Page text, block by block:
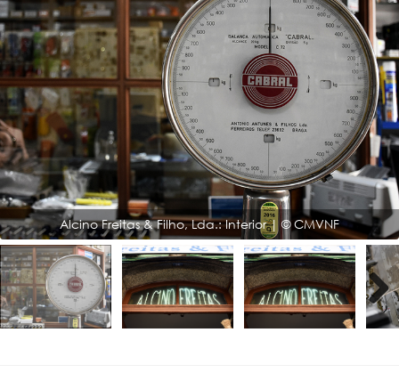
Alcino Freitas & Filho, Lda.: Interior | © CMVNF
Next